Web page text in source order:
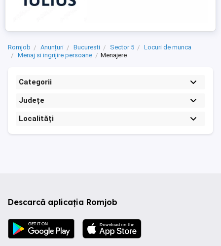
Romjob Anunțuri Bucuresti Sector 5
Locuri de munca
Menaj si ingrijire persoane
Menajere
Categorii
Județe
Localități
Descarcă aplicația Romjob